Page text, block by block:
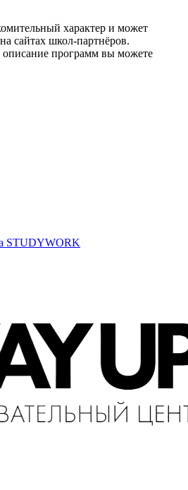
характер и может
сайтах школ-партнёров.
программ вы можете
STUDYWORK